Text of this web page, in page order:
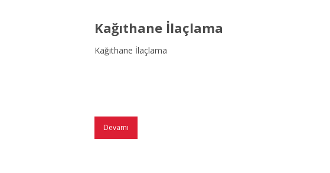
Kağıthane İlaçlama
Kağıthane İlaçlama
Devamı